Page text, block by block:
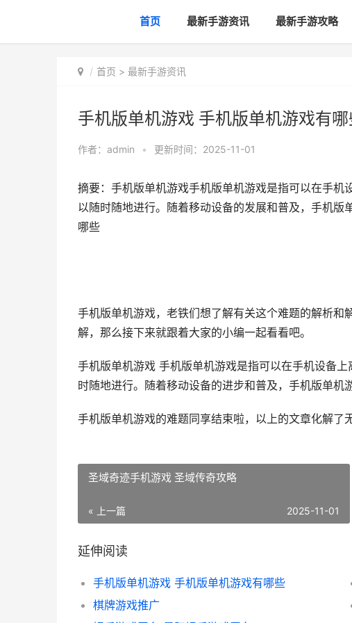
首页 最新手游资讯 最新手游攻略
首页 > 最新手游资讯
手机版单机游戏 手机版单机游戏有哪
作者： admin • 更新时间：2025-11-01
摘要：手机版单机游戏手机版单机游戏是指可以在手
以随时随地进行。随着移动设备的发展和普及，手机
哪些
手机版单机游戏，老铁们想了解有关这个难题的解析
解，那么接下来就跟着大家的小编一起看看吧。
手机版单机游戏 手机版单机游戏是指可以在手机设备
时随地进行。随着移动设备的进步和普及，手机版单机
手机版单机游戏的难题同享结束啦，以上的文章化解了
圣域奇迹手机游戏 圣域传奇攻略
« 上一篇 2025-11-01
延伸阅读
手机版单机游戏 手机版单机游戏有哪些
棋牌游戏推广